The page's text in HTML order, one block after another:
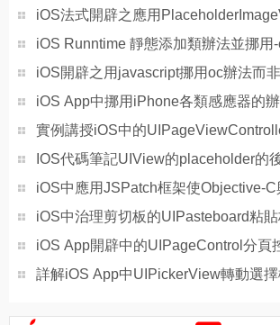
iOS開辟之用javascript挪用oc辦法而
iOS App中挪用iPhone各類感應器的
IOS代碼筆記UIView的placeholder的
iOS中治理剪切板的UIPasteboard粘
iOS App開辟中的UIPageControl分頁
詳解iOS App中UIPickerView轉動選